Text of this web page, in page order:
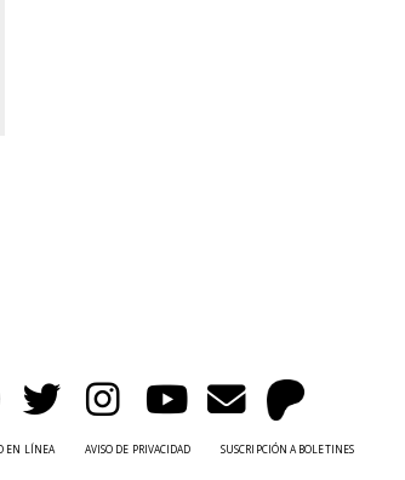
EN LÍNEA AVISO DE PRIVACIDAD SUSCRIPCIÓN A BOLETINES